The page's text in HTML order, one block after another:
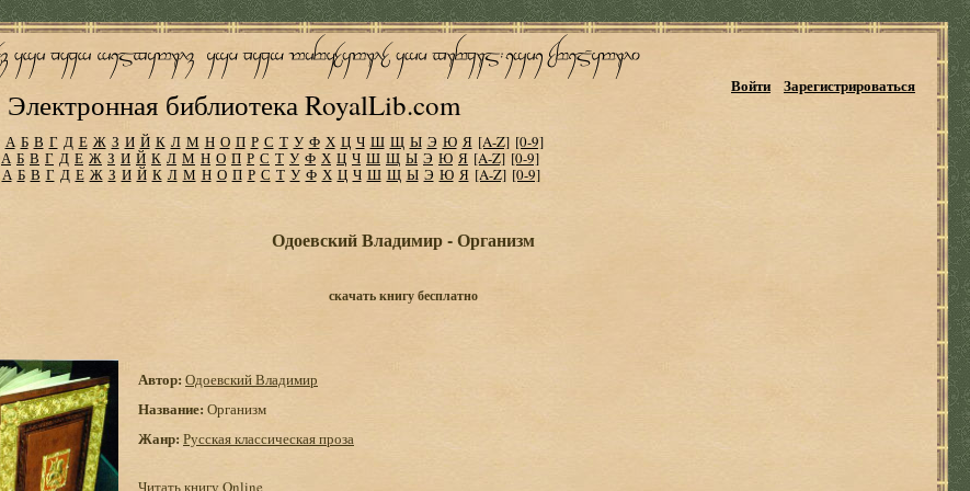
Электронная библиотека RoyalLib.com
Войти Зарегистрироваться
А Б В Г Д Е Ж З И Й К Л М Н О П Р С Т У Ф Х Ц Ч Ш Щ Ы Э Ю Я [A-Z] [0-9]
А Б В Г Д Е Ж З И Й К Л М Н О П Р С Т У Ф Х Ц Ч Ш Щ Ы Э Ю Я [A-Z] [0-9]
А Б В Г Д Е Ж З И Й К Л М Н О П Р С Т У Ф Х Ц Ч Ш Щ Ы Э Ю Я [A-Z] [0-9]
Одоевский Владимир - Организм
скачать книгу бесплатно
Автор: Одоевский Владимир
Название: Организм
Жанр: Русская классическая проза
Читать книгу Online